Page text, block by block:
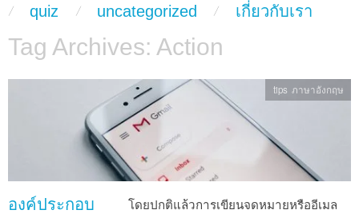
quiz
uncategorized เกี่ยวกับเรา
Tag Archives: Action
องค์ประกอบ
โดยปกติแล้วการเขียนจดหมายหรืออีเมล
tips ภาษาอังกฤษ